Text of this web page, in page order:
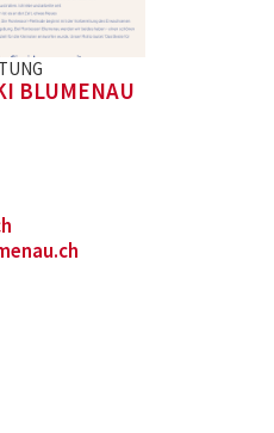
BLUMENAU